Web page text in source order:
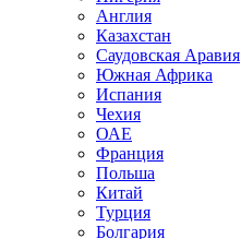
Англия
Казахстан
Саудовская Аравия
Южная Африка
Испания
Чехия
ОАЕ
Франция
Польша
Китай
Турция
Болгария